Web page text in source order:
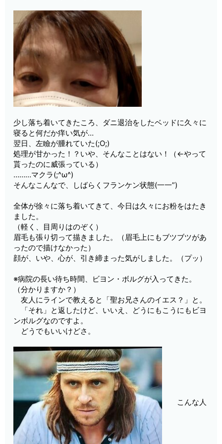
少し落ち着いてきたころ、ダニ退治をしたベッドに久々に
寝ると何だか痒い気が…
翌日、左瞼が腫れていた(;O;)
処理が甘かった！？いや、そんなことはない！（←やって
貰ったのに威張っている）
………マクラ(;^ω^)
そんなこんなで、しばらくフランケン状態(一一”)
全体が徐々に落ち着いてきて、今日は久々にお粉をはたき
ました。
（軽く、目周りはのぞく）
眉毛も張り切って描きました。（眉毛上にもブツブツがあ
ったので描けなかった）
顔が、いや、心が、引き締まった気がしました。（プッ）
※病院の長い待ち時間、ビヨン・ボルグが入ってきた。
（分かりますか？）
友人にラインで教えると「聖お兄さんのイエス？」と。
「それ」と返したけど、いいえ、どうにもこうにもビヨ
ンボルグなのですよ。
どうでもいいけどさ。
こんな人